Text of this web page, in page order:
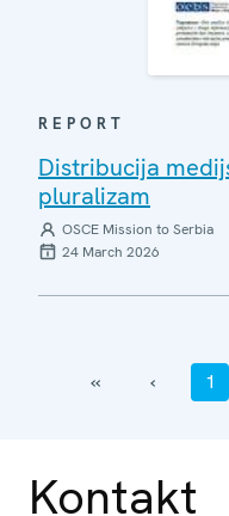
REPORT
Distribucija
pluralizam
OSCE Mission to Serbia
24 March 2026
‹‹ ‹ 1
Kontakt